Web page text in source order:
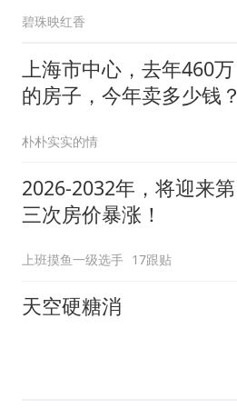
碧珠映红香
上海市中心，去年460万
的房子，今年卖多少钱？
朴朴实实的情
2026-2032年，将迎来第
三次房价暴涨！
上班摸鱼一级选手 17跟贴
天空硬糖消